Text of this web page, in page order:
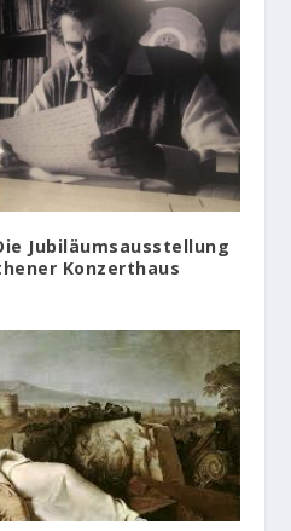
Jubiläumsausstellung
Konzerthaus